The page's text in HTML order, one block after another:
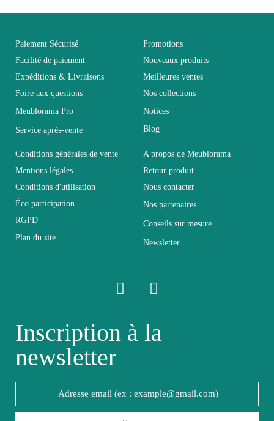
Garantie 2 ans
Hauteur 48
Largeur 39
Longueur 208
Pliable Non pliable
39
Structure
particules et MDF
Style du meuble Design
Paiement Sécurisé
Facilité de paiement
Expéditions & Livraisons
Foire aux questions
Meublorama Pro
Service après-vente
Promotions
Nouveaux produits
Meilleures ventes
Nos collections
Notices
Blog
Conditions générales de vente
Mentions légales
Conditions d'utilisation
Éco participation
RGPD
Plan du site
A propos de Meublorama
Retour produit
Nous contacter
Nos partenaires
Conseils sur mesure
Newsletter
Inscription à la
newsletter